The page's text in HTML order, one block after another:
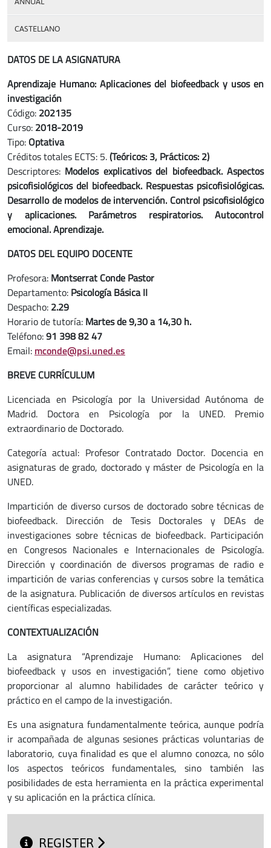
CASTELLANO
DATOS DE LA ASIGNATURA
Aprendizaje Humano: Aplicaciones del biofeedback y usos en
investigación
Código: 202135
Curso: 2018-2019
Tipo: Optativa
Créditos totales ECTS: 5.(Teóricos: 3, Prácticos: 2)
Descriptores: Modelos explicativos del biofeedback. Aspectos
psicofisiológicos del biofeedback. Respuestas psicofisiológicas.
Desarrollo de modelos de intervención. Control psicofisiológico
y aplicaciones. Parámetros respiratorios. Autocontrol
emocional. Aprendizaje.
DATOS DEL EQUIPO DOCENTE
Profesora: Montserrat Conde Pastor
Departamento: Psicología Básica II
Despacho: 2.29
Horario de tutoría: Martes de 9,30 a 14,30 h.
Teléfono:91 398 82 47
Email: mconde@psi.uned.es
BREVE CURRÍCULUM
Licenciada en Psicología por la Universidad Autónoma de
Madrid. Doctora en Psicología por la UNED. Premio
extraordinario de Doctorado.
Categoría actual: Profesor Contratado Doctor. Docencia en
asignaturas de grado, doctorado y máster de Psicología en la
UNED.
Impartición de diverso cursos de doctorado sobre técnicas de
biofeedback. Dirección de Tesis Doctorales y DEAs de
investigaciones sobre técnicas de biofeedback. Participación
en Congresos Nacionales e Internacionales de Psicología.
Dirección y coordinación de diversos programas de radio e
impartición de varias conferencias y cursos sobre la temática
de la asignatura. Publicación de diversos artículos en revistas
científicas especializadas.
CONTEXTUALIZACIÓN
La asignatura “Aprendizaje Humano: Aplicaciones del
biofeedback y usos en investigación”, tiene como objetivo
proporcionar al alumno habilidades de carácter teórico y
práctico en el campo de la investigación.
Es una asignatura fundamentalmente teórica, aunque podría
ir acompañada de algunas sesiones prácticas voluntarias de
laboratorio, cuya finalidad es que el alumno conozca, no sólo
los aspectos teóricos fundamentales, sino también las
posibilidades de esta herramienta en la práctica experimental
y su aplicación en la práctica clínica.
REGISTER